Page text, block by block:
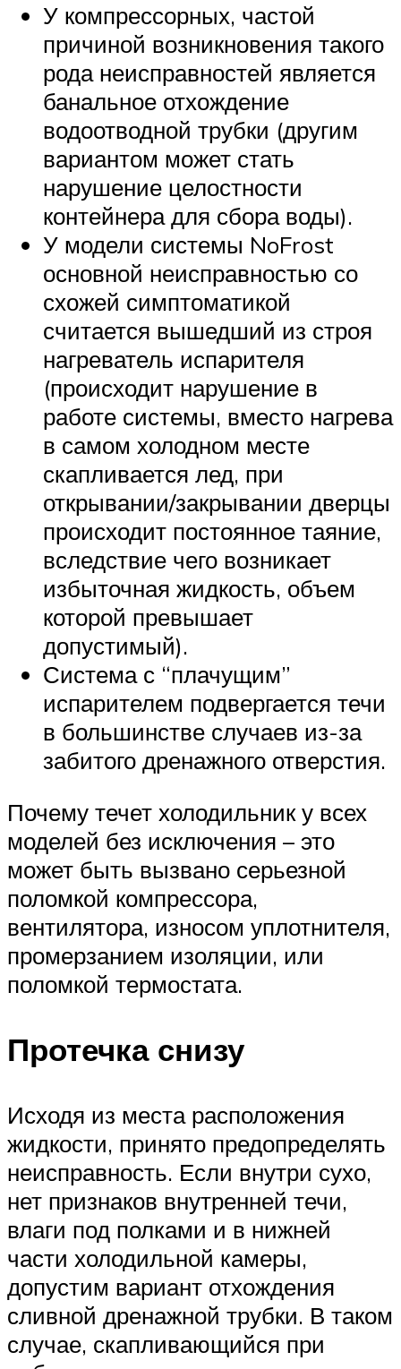
У компрессорных, частой
причиной возникновения такого
рода неисправностей является
банальное отхождение
водоотводной трубки (другим
вариантом может стать
нарушение целостности
контейнера для сбора воды).
У модели системы NoFrost
основной неисправностью со
схожей симптоматикой
считается вышедший из строя
нагреватель испарителя
(происходит нарушение в
работе системы, вместо нагрева
в самом холодном месте
скапливается лед, при
открывании/закрывании дверцы
происходит постоянное таяние,
вследствие чего возникает
избыточная жидкость, объем
которой превышает
допустимый).
Система с “плачущим”
испарителем подвергается течи
в большинстве случаев из-за
забитого дренажного отверстия.
Почему течет холодильник у всех
моделей без исключения – это
может быть вызвано серьезной
поломкой компрессора,
вентилятора, износом уплотнителя,
промерзанием изоляции, или
поломкой термостата.
Протечка снизу
Исходя из места расположения
жидкости, принято предопределять
неисправность. Если внутри сухо,
нет признаков внутренней течи,
влаги под полками и в нижней
части холодильной камеры,
допустим вариант отхождения
сливной дренажной трубки. В таком
случае, скапливающийся при